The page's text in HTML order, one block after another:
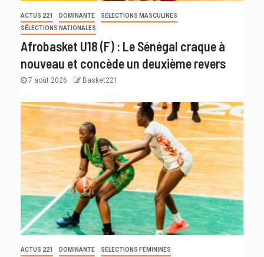
ACTUS 221 DOMINANTE
SÉLECTIONS MASCULINES
SÉLECTIONS NATIONALES
Afrobasket U18 (F) : Le Sénégal craque à
nouveau et concède un deuxième revers
7 août 2026 Basket221
ACTUS 221 DOMINANTE
SÉLECTIONS FÉMININES